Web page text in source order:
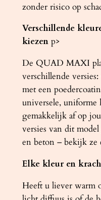
zonder risico op
Verschillende
kiezenp>
De QUAD MAXI
verschillende
met een
universele, uniforme
gemakkelijk af op
versies van dit
en beton – bekijk ze
Elke kleur en
Heeft u liever warm